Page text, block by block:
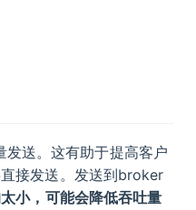
发送。这有助于提高客户
接发送。发送到broker
小，可能会降低吞吐量